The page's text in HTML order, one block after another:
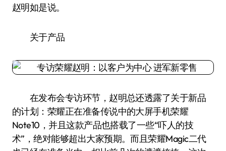
赵明如是说。
关于产品
在发布会专访环节，赵明总还透露了关于新品
的计划：荣耀正在准备传说中的大屏手机荣耀
Note10，并且这款产品也搭载了一些“吓人的技
术”，绝对能够超出大家预期。而且荣耀Magic二代